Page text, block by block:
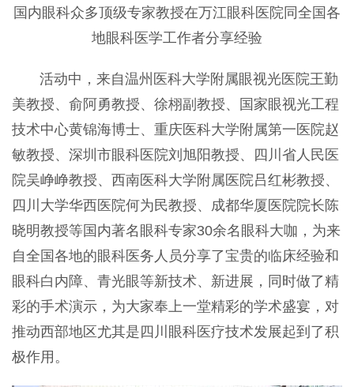
国内眼科众多顶级专家教授在万江眼科医院同全国各
地眼科医学工作者分享经验
活动中，来自温州医科大学附属眼视光医院王勤
美教授、俞阿勇教授、徐栩副教授、国家眼视光工程
技术中心黄锦海博士、重庆医科大学附属第一医院赵
敏教授、深圳市眼科医院刘旭阳教授、四川省人民医
院吴峥峥教授、西南医科大学附属医院吕红彬教授、
四川大学华西医院何为民教授、成都华厦医院院长陈
晓明教授等国内著名眼科专家30余名眼科大咖，为来
自全国各地的眼科医务人员分享了宝贵的临床经验和
眼科白内障、青光眼等新技术、新进展，同时做了精
彩的手术演示，为大家奉上一堂精彩的学术盛宴，对
推动西部地区尤其是四川眼科医疗技术发展起到了积
极作用。